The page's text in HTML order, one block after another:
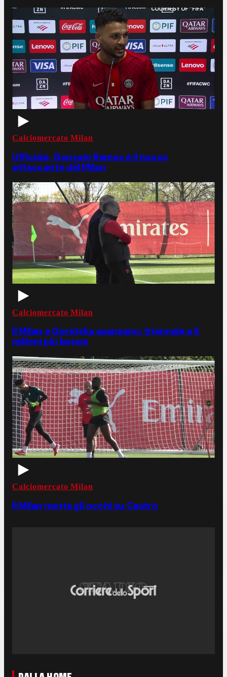
Calciomercato Milan
Ufficiale, Gonçalo Ramos è il nuovo
attaccante del Milan
Calciomercato Milan
Il Milan e Goretzka avanzano: triennale a 5
milioni più bonus
Calciomercato Milan
Il Milan mette gli occhi su Castro